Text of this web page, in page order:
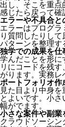
出し、そこを重
感じたら戻って確
エラーや不具合と
エラーはプログ
り質問したりし
パターンを整理す
独学での成果を仕
学んだことを形に
リにコードを残
がります。実務
ポートフォリオ作
見た目より中身
とよいです。小
幅がでます。
小さな案件や副業
クラウドソーシ